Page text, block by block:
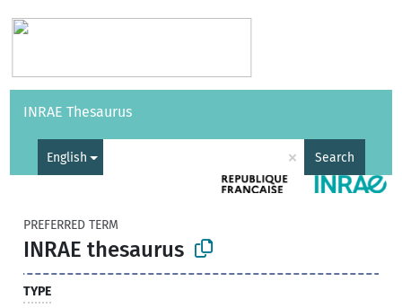
Vocabularies API
INRAE Thesaurus
English × Search
PREFERRED TERM
INRAE thesaurus
TYPE